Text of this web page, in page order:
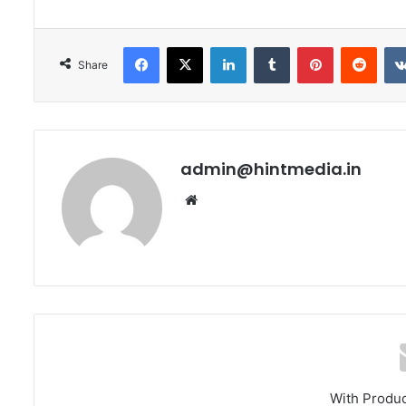
Share
Facebook
X LinkedInTumblr Pinterest
admin@hintmedia.in
With